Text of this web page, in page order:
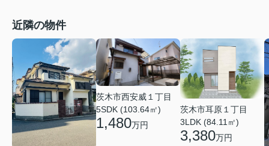
近隣の物件
茨木市西安威１丁目
5SDK (103.64㎡)
1,480万円
茨木市耳原１丁目
3LDK (84.11㎡)
3,380万円